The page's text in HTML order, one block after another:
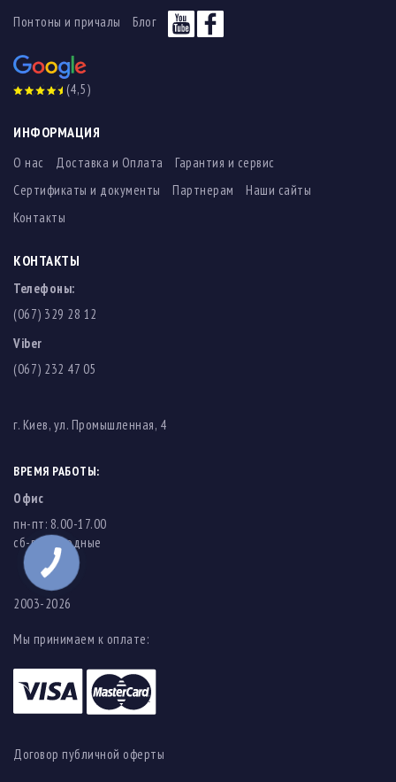
Понтоны и причалы Блог
(4,5)
ИНФОРМАЦИЯ
О нас Доставка и Оплата
Гарантия и сервис
Сертификаты и документы
Партнерам
Наши сайты
Контакты
КОНТАКТЫ
Телефоны:
(067) 329 28 12
Viber
(067) 232 47 05
г. Киев, ул. Промышленная, 4
ВРЕМЯ РАБОТЫ:
Офис
пн-пт: 8.00-17.00
cб-вс: выходные
2003-2026
Мы принимаем к оплате:
Договор публичной оферты